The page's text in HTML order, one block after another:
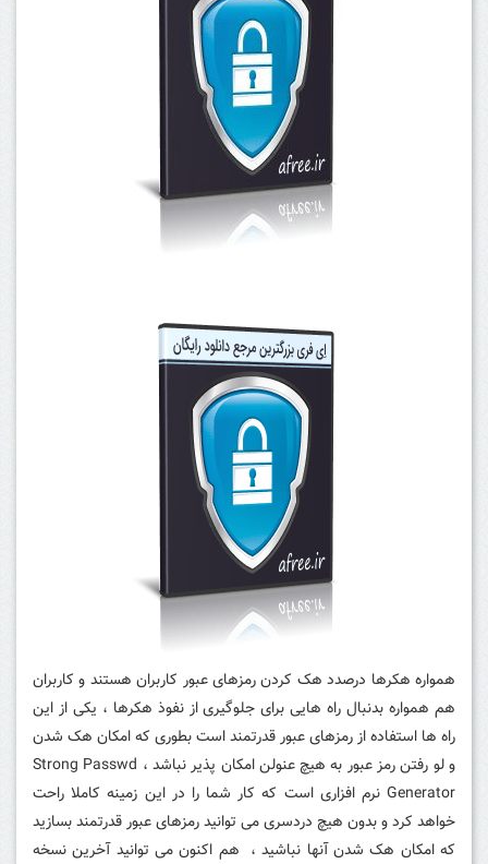
همواره هکرها درصدد هک کردن رمزهای عبور کاربران هستند و کاربران
هم همواره بدنبال راه هایی برای جلوگیری از نفوذ هکرها ، یکی از این
راه ها استفاده از رمزهای عبور قدرتمند است بطوری که امکان هک شدن
و لو رفتن رمز عبور به هیچ عنولن امکان پذیر نباشد ، Strong Passwd
Generator نرم افزاری است که کار شما را در این زمینه کاملا راحت
خواهد کرد و بدون هیچ دردسری می توانید رمزهای عبور قدرتمند بسازید
که امکان هک شدن آنها نباشید ، هم اکنون می توانید آخرین نسخه